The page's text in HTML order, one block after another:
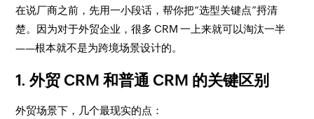
在说厂商之前，先用一小段话，帮你把“选型关键点”捋清
楚。因为对于外贸企业，很多 CRM 一上来就可以淘汰一半
——根本就不是为跨境场景设计的。
1. 外贸 CRM 和普通 CRM 的关键区别
外贸场景下，几个最现实的点：